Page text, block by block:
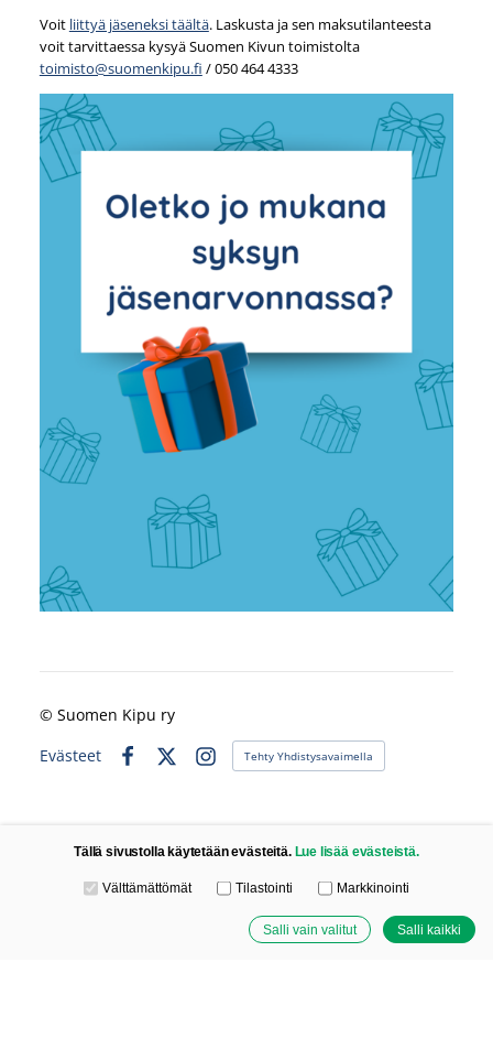
Voit liittyä jäseneksi täältä. Laskusta ja sen maksutilanteesta
voit tarvittaessa kysyä Suomen Kivun toimistolta
toimisto@suomenkipu.fi / 050 464 4333
© Suomen Kipu ry
Evästeet
Instagram
Tehty Yhdistysavaimella
Tällä sivustolla käytetään evästeitä. Lue lisää evästeistä.
Valitse käytettävät evästeet
Välttämättömät Tilastointi Markkinointi
Salli vain valitut Salli kaikki